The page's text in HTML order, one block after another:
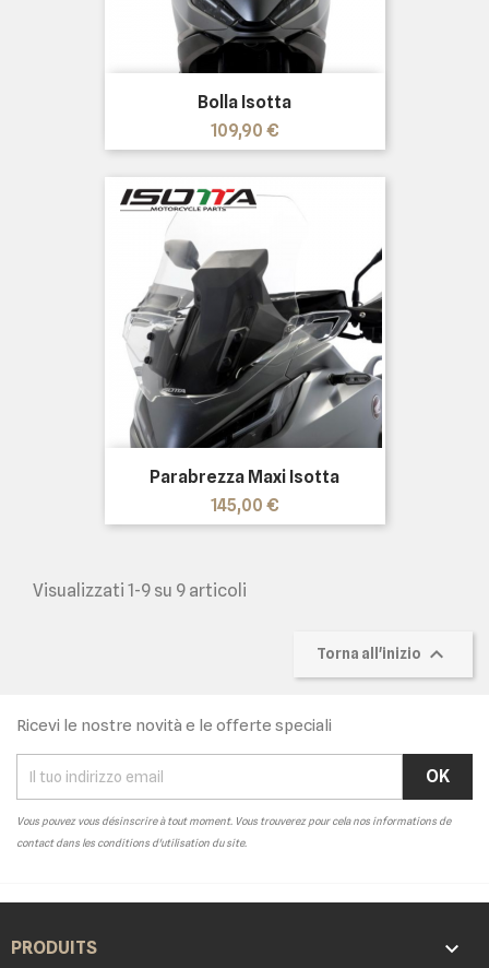
Bolla Isotta
Prezzo
109,90 €
Parabrezza Maxi Isotta
Prezzo
145,00 €
Visualizzati 1-9 su 9 articoli
Torna all'inizio 
Ricevi le nostre novità e le offerte speciali
Vous pouvez vous désinscrire à tout moment. Vous trouverez pour cela nos informations de
contact dans les conditions d'utilisation du site.
PRODUITS 